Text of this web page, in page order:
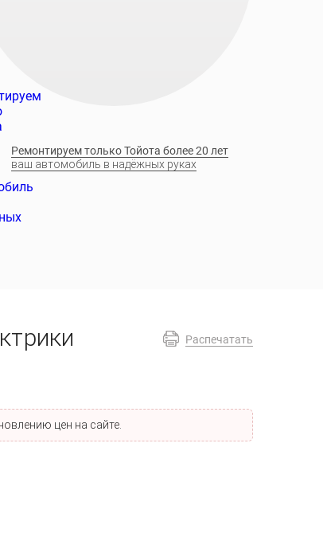
Ремонтируем только Тойота более 20 лет
ваш автомобиль в надёжных руках
Распечатать
цен на сайте.